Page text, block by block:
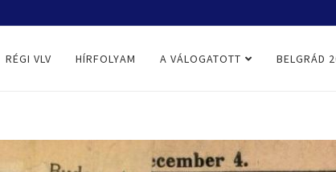
RÉGI VLV HÍRFOLYAM A VÁLOGATOTT BELGRÁD